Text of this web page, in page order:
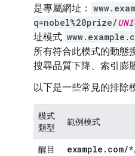
是專屬網址：
q=nobel%20prize/
址模式
所有符合此模式的動態
搜尋品質下降、索引膨
以下是一些常見的排除
模式
類型
範例模式
醒目